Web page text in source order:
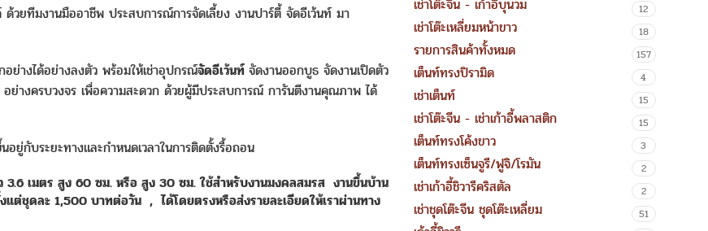
ด้วยทีมงานมืออาชีพ ประสบการณ์การจัดเลี้ยง งานปาร์ตี้ จัดอีเว้นท์ มา
ย่างได้อย่างลงตัว พร้อมให้เช่าอุปกรณ์จัดอีเว้นท์ จัดงานออกบูธ จัดงานเปิดตัว
างครบวงจร เพื่อความสะดวก ด้วยผู้มีประสบการณ์ การันตีงานคุณภาพ ได้
ยู่กับระยะทางและกำหนดเวลาในการติดตั้งรื้อถอน
3.6 เมตร สูง 60 ซม. หรือ สูง 30 ซม. ใช้สำหรับงานมงคลสมรส งานขึ้นบ้าน
แต่ชุดละ 1,500 บาทต่อวัน , ได้โดยตรงหรือส่งรายละเอียดให้เราผ่านทาง
เช่าโต๊ะจีน - เก้าอี้บุนวม 12
เช่าโต๊ะเหลี่ยมหน้าขาว 18
รายการสินค้าทั้งหมด 157
เต็นท์ทรงปิรามิด 4
เช่าเต็นท์ 15
เช่าโต๊ะจีน - เช่าเก้าอี้พลาสติก 15
เต็นท์ทรงโค้งขาว 3
เต็นท์ทรงเซ็นจูรี/ฟูจิ/โรมัน 2
เช่าเก้าอี้ชิวารีคริสตัล 2
เช่าชุดโต๊ะจีน ชุดโต๊ะเหลี่ยม 51